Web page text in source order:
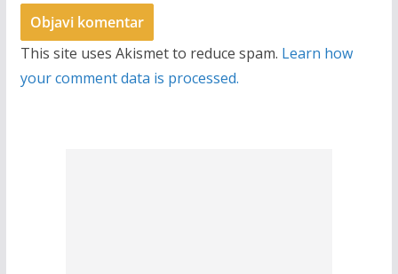
This site uses Akismet to reduce spam. Learn how
your comment data is processed.